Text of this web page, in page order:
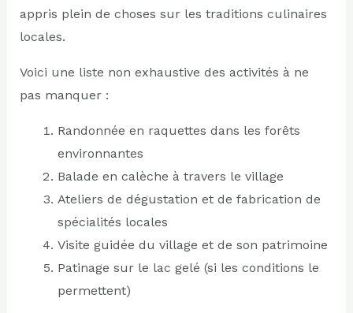
appris plein de choses sur les traditions culinaires
locales.
Voici une liste non exhaustive des activités à ne
pas manquer :
Randonnée en raquettes dans les forêts
environnantes
Balade en calèche à travers le village
Ateliers de dégustation et de fabrication de
spécialités locales
Visite guidée du village et de son patrimoine
Patinage sur le lac gelé (si les conditions le
permettent)